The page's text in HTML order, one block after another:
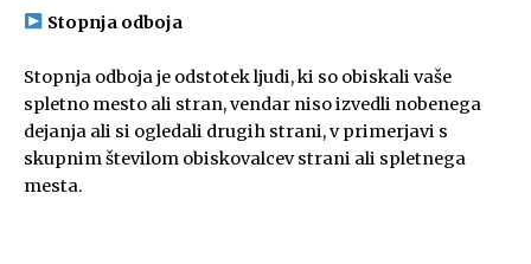
Stopnja odboja
Stopnja odboja je odstotek ljudi, ki so obiskali vaše
spletno mesto ali stran, vendar niso izvedli nobenega
dejanja ali si ogledali drugih strani, v primerjavi s
skupnim številom obiskovalcev strani ali spletnega
mesta.